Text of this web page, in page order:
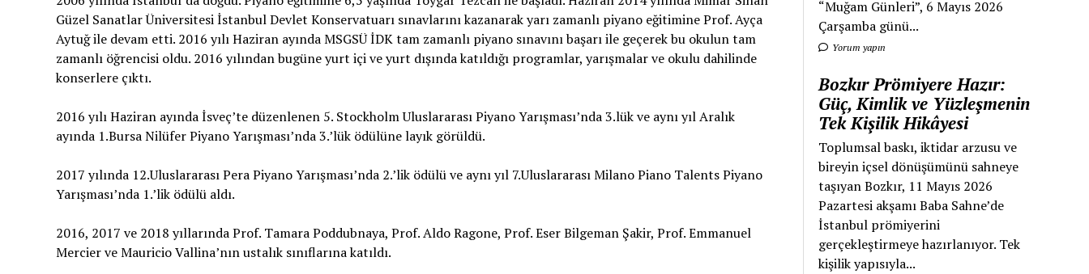
Güzel Sanatlar Üniversitesi İstanbul Devlet Konservatuarı sınavlarını kazanarak yarı zamanlı piyano eğitimine Prof. Ayça
Aytuğ ile devam etti. 2016 yılı Haziran ayında MSGSÜ İDK tam zamanlı piyano sınavını başarı ile geçerek bu okulun tam
zamanlı öğrencisi oldu. 2016 yılından bugüne yurt içi ve yurt dışında katıldığı programlar, yarışmalar ve okulu dahilinde
konserlere çıktı.
2016 yılı Haziran ayında İsveç’te düzenlenen 5. Stockholm Uluslararası Piyano Yarışması’nda 3.lük ve aynı yıl Aralık
ayında 1.Bursa Nilüfer Piyano Yarışması’nda 3.’lük ödülüne layık görüldü.
2017 yılında 12.Uluslararası Pera Piyano Yarışması’nda 2.’lik ödülü ve aynı yıl 7.Uluslararası Milano Piano Talents Piyano
Yarışması’nda 1.’lik ödülü aldı.
2016, 2017 ve 2018 yıllarında Prof. Tamara Poddubnaya, Prof. Aldo Ragone, Prof. Eser Bilgeman Şakir, Prof. Emmanuel
Mercier ve Mauricio Vallina’nın ustalık sınıflarına katıldı.
“Muğam Günleri”, 6 Mayıs 2026
Çarşamba günü...
Yorum yapın
Bozkır Prömiyere Hazır:
Güç, Kimlik ve Yüzleşmenin
Tek Kişilik Hikâyesi
Toplumsal baskı, iktidar arzusu ve
bireyin içsel dönüşümünü sahneye
taşıyan Bozkır, 11 Mayıs 2026
Pazartesi akşamı Baba Sahne’de
İstanbul prömiyerini
gerçekleştirmeye hazırlanıyor. Tek
kişilik yapısıyla...